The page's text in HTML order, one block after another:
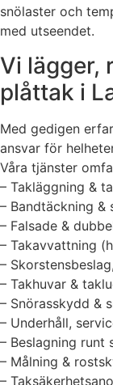
snölaster och
med utseendet.
Vi lägger,
plåttak i
Med gedigen
ansvar för
Våra tjänster
– Takläggning &
– Bandtäckning &
– Falsade &
– Takavvattning
–
– Takhuvar &
– Snörasskydd &
– Underhåll,
– Beslagning runt
– Målning &
–